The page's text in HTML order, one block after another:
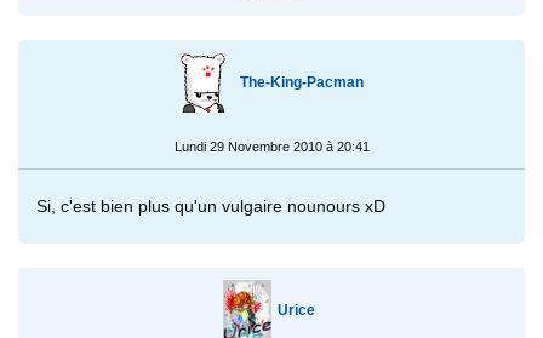
The-King-Pacman
Lundi 29 Novembre 2010 à 20:41
Si, c'est bien plus qu'un vulgaire nounours xD
Urice